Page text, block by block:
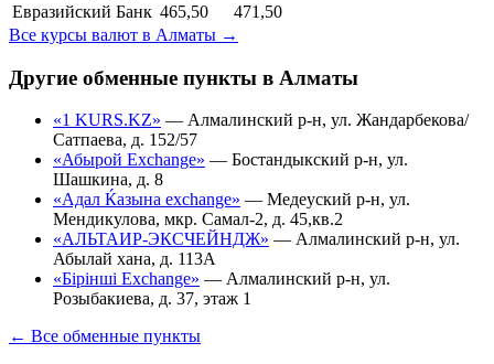
Евразийский Банк 465,50
471,50
Все курсы валют в Алматы →
Другие обменные пункты в Алматы
«1 KURS.KZ» — Алмалинский р-н, ул. Жандарбекова/
Сатпаева, д. 152/57
«Абырой Exchange» — Бостандыкский р-н, ул.
Шашкина, д. 8
«Адал Ќазына exchange» — Медеуский р-н, ул.
Мендикулова, мкр. Самал-2, д. 45,кв.2
«АЛЬТАИР-ЭКСЧЕЙНДЖ» — Алмалинский р-н, ул.
Абылай хана, д. 113А
«Бірінші Exchange» — Алмалинский р-н, ул.
Розыбакиева, д. 37, этаж 1
← Все обменные пункты